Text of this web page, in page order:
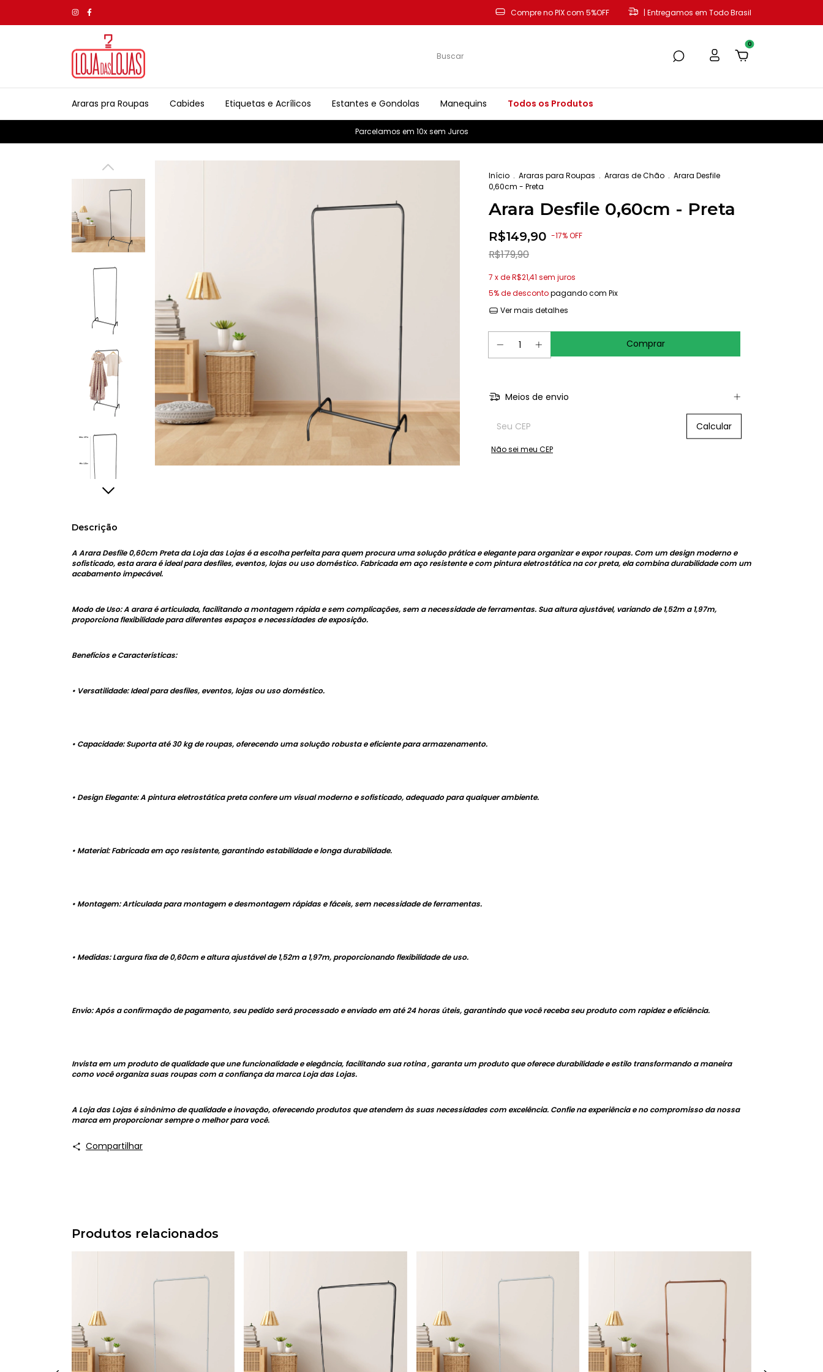
Compre no PIX com 5%OFF | Entregamos em Todo Brasil
0
Araras pra Roupas Cabides Etiquetas e Acrílicos Estantes e Gondolas Manequins Todos os Produtos
Parcelamos em 10x sem Juros
Início . Araras para Roupas . Araras de Chão . Arara Desfile
0,60cm - Preta
Arara Desfile 0,60cm - Preta
R$149,90 -17%OFF
R$179,90
7 x deR$21,41 sem juros
5% de descontopagando com Pix
Ver mais detalhes
Meios de envio
Calcular
Não sei meu CEP
Descrição
A Arara Desfile 0,60cm Preta da Loja das Lojas é a escolha perfeita para quem procura uma solução prática e elegante para organizar e expor roupas. Com um design moderno e
sofisticado, esta arara é ideal para desfiles, eventos, lojas ou uso doméstico. Fabricada em aço resistente e com pintura eletrostática na cor preta, ela combina durabilidade com um
acabamento impecável.
Modo de Uso: A arara é articulada, facilitando a montagem rápida e sem complicações, sem a necessidade de ferramentas. Sua altura ajustável, variando de 1,52m a 1,97m,
proporciona flexibilidade para diferentes espaços e necessidades de exposição.
Benefícios e Características:
• Versatilidade: Ideal para desfiles, eventos, lojas ou uso doméstico.
• Capacidade: Suporta até 30 kg de roupas, oferecendo uma solução robusta e eficiente para armazenamento.
• Design Elegante: A pintura eletrostática preta confere um visual moderno e sofisticado, adequado para qualquer ambiente.
• Material: Fabricada em aço resistente, garantindo estabilidade e longa durabilidade.
• Montagem: Articulada para montagem e desmontagem rápidas e fáceis, sem necessidade de ferramentas.
• Medidas: Largura fixa de 0,60cm e altura ajustável de 1,52m a 1,97m, proporcionando flexibilidade de uso.
Envio: Após a confirmação de pagamento, seu pedido será processado e enviado em até 24 horas úteis, garantindo que você receba seu produto com rapidez e eficiência.
Invista em um produto de qualidade que une funcionalidade e elegância, facilitando sua rotina , garanta um produto que oferece durabilidade e estilo transformando a maneira
como você organiza suas roupas com a confiança da marca Loja das Lojas.
A Loja das Lojas é sinônimo de qualidade e inovação, oferecendo produtos que atendem às suas necessidades com excelência. Confie na experiência e no compromisso da nossa
marca em proporcionar sempre o melhor para você.
Compartilhar
Produtos relacionados